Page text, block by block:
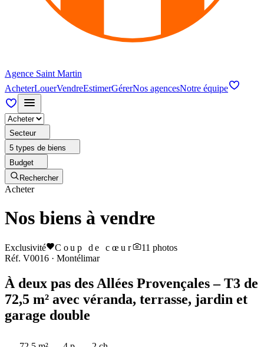
Agence Saint Martin
AcheterLouerVendreEstimerGérerNos agencesNotre équipe
Secteur
5 types de biens
Budget
Rechercher
Acheter
Nos biens à vendre
Exclusivité Coup de cœur 11 photos
Réf. V0016 · Montélimar
À deux pas des Allées Provençales – T3 de
72,5 m² avec véranda, terrasse, jardin et
garage double